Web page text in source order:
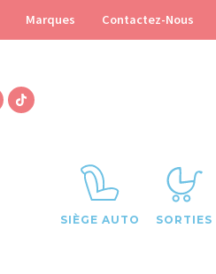
Marques Contactez-Nous
SIÈGE AUTO SORTIES